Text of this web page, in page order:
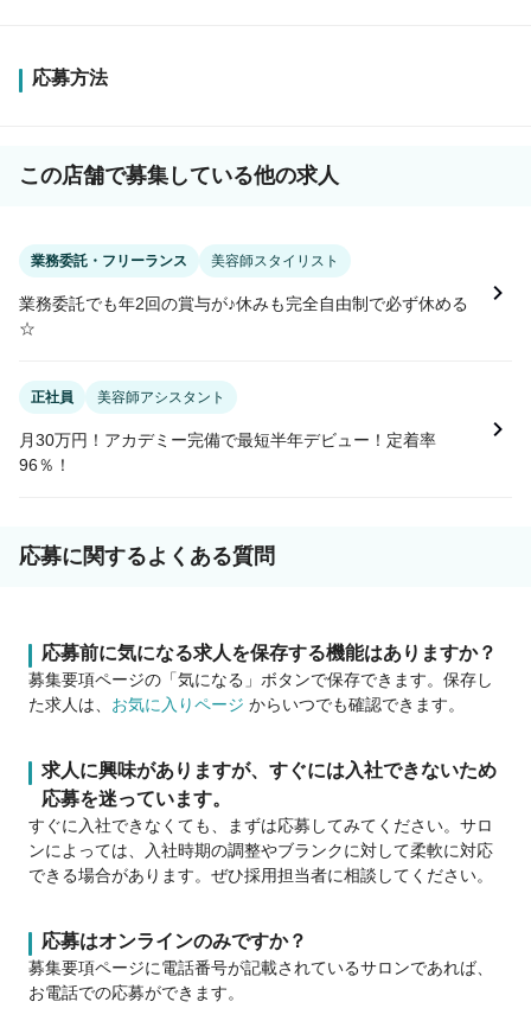
応募方法
この店舗で募集している他の求人
業務委託・フリーランス 美容師スタイリスト
業務委託でも年2回の賞与が♪休みも完全自由制で必ず休める
☆
正社員 美容師アシスタント
月30万円！アカデミー完備で最短半年デビュー！定着率
96％！
応募に関するよくある質問
応募前に気になる求人を保存する機能はありますか？
募集要項ページの「気になる」ボタンで保存できます。保存し
た求人は、 お気に入りページ からいつでも確認できます。
求人に興味がありますが、すぐには入社できないため
応募を迷っています。
すぐに入社できなくても、まずは応募してみてください。サロ
ンによっては、入社時期の調整やブランクに対して柔軟に対応
できる場合があります。ぜひ採用担当者に相談してください。
応募はオンラインのみですか？
募集要項ページに電話番号が記載されているサロンであれば、
お電話での応募ができます。